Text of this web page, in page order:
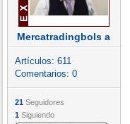
Mercatradingbols a
Artículos: 611
Comentarios: 0
21 Seguidores
1 Siguiendo